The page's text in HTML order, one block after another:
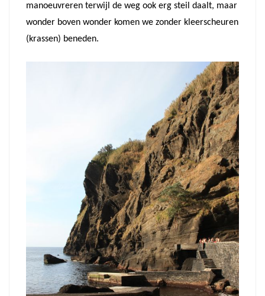
manoeuvreren terwijl de weg ook erg steil daalt, maar
wonder boven wonder komen we zonder kleerscheuren
(krassen) beneden.